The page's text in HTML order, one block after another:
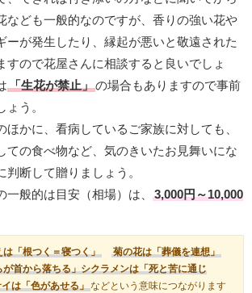
なども一般的なのですが、香りの強い花や
ーが発生したり、縁起が悪いと敬遠された
すので花屋さんに相談すると良いでしょ
「生花が禁止」の場合もありますので事前
う。
ほかに、看病しているご家族に対しても、
ての食べ物など、気のきいたお見舞いにな
判断して贈りましょう。
一般的は目安（相場）は、
3,000円～10,000
は「根つく＝寝つく」
菊の花は「葬儀を連想」
が首から落ちる」シクラメンは「死と苦に通じ
は「色があせる」などという意味につながります